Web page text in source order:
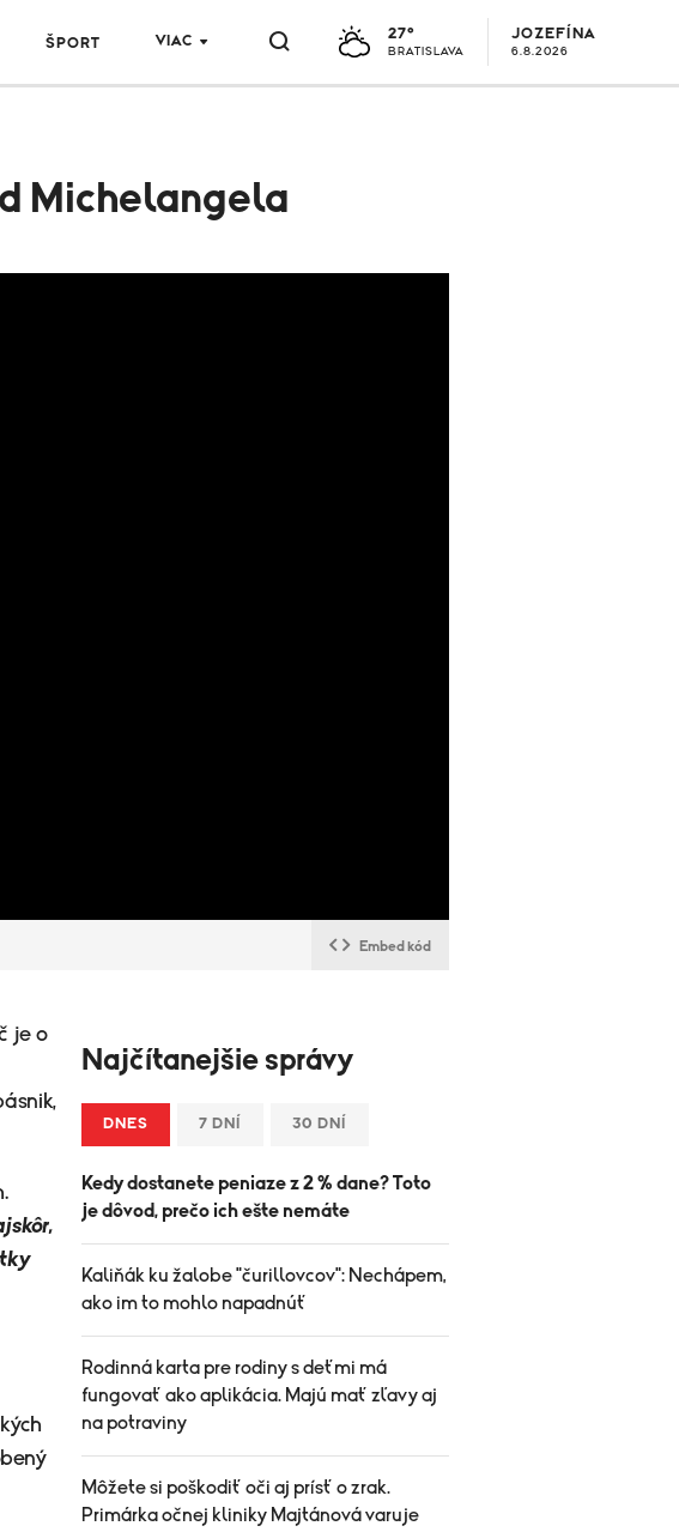
ŠPORT VIAC 27°
BRATISLAVA
JOZEFÍNA
6.8.2026
Michelangela
Embed kód
je o
Najčítanejšie správy
DNES 7 DNÍ 30 DNÍ
Kedy dostanete peniaze z 2 % dane? Toto
je dôvod, prečo ich ešte nemáte
Kaliňák ku žalobe "čurillovcov": Nechápem,
ako im to mohlo napadnúť
Rodinná karta pre rodiny s deťmi má
fungovať ako aplikácia. Majú mať zľavy aj
na potraviny
Môžete si poškodiť oči aj prísť o zrak.
Primárka očnej kliniky Majtánová varuje